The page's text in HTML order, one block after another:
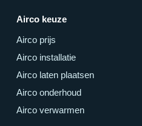
Airco keuze
Airco prijs
Airco installatie
Airco laten plaatsen
Airco onderhoud
Airco verwarmen